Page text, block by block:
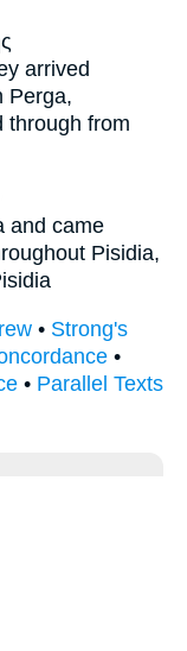
arrived
Perga,
through from
and came
Pisidia,
• Strong's
•
• Parallel Texts